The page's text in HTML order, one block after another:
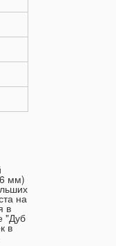
мм)
на
в
"Дуб
в